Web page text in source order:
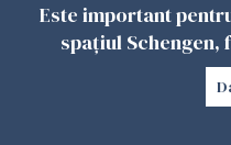
Este important
spațiul